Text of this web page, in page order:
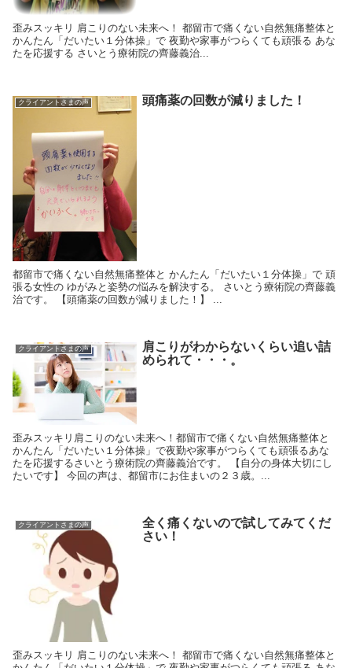
歪みスッキリ 肩こりのない未来へ！ 都留市で痛くない自然無痛整体と
かんたん「だいたい１分体操」で 夜勤や家事がつらくても頑張る あな
たを応援する さいとう療術院の齊藤義治...
クライアントさまの声 頭痛薬の回数が減りました！
都留市で痛くない自然無痛整体と かんたん「だいたい１分体操」で 頑
張る女性の ゆがみと姿勢の悩みを解決する。 さいとう療術院の齊藤義
治です。 【頭痛薬の回数が減りました！】 ...
クライアントさまの声
肩こりがわからないくらい追い詰
められて・・・。
歪みスッキリ肩こりのない未来へ！都留市で痛くない自然無痛整体と
かんたん「だいたい１分体操」で夜勤や家事がつらくても頑張るあな
たを応援するさいとう療術院の齊藤義治です。 【自分の身体大切にし
たいです】 今回の声は、都留市にお住まいの２３歳。...
クライアントさまの声
全く痛くないので試してみてくだ
さい！
歪みスッキリ 肩こりのない未来へ！ 都留市で痛くない自然無痛整体と